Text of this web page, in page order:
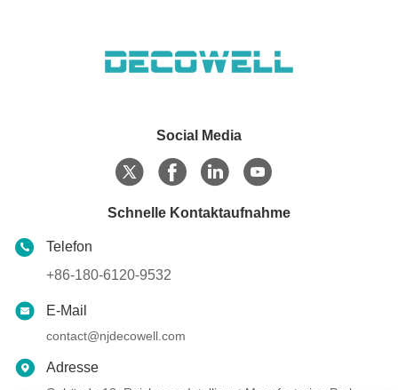
Social Media
Schnelle Kontaktaufnahme
Telefon
+86-180-6120-9532
E-Mail
contact@njdecowell.com
Adresse